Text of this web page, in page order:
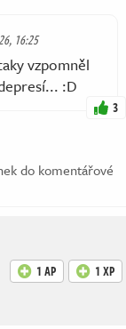
16:25
vzpomněl
:D
3
do komentářové
1 AP 1 XP